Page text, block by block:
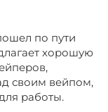
по пути
хорошую
своим вейпом,
работы.